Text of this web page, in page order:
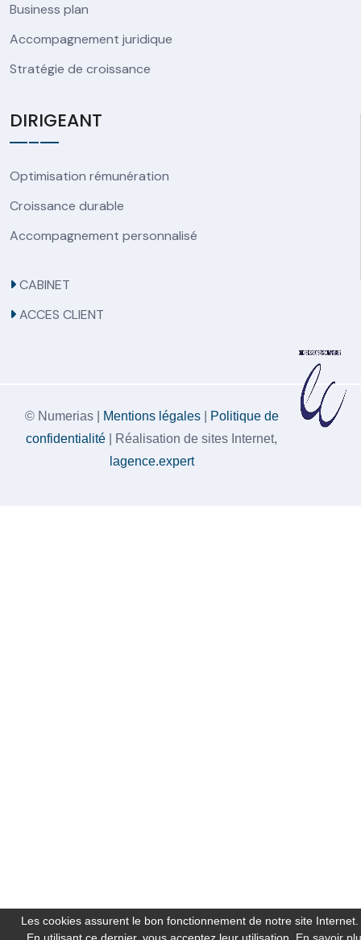
Business plan
Accompagnement juridique
Stratégie de croissance
DIRIGEANT
Optimisation rémunération
Croissance durable
Accompagnement personnalisé
CABINET
ACCES CLIENT
© Numerias | Mentions légales|
Politique de
confidentialité | Réalisation de sites Internet,
lagence.expert
Les cookies assurent le bon fonctionnement de notre site Internet.